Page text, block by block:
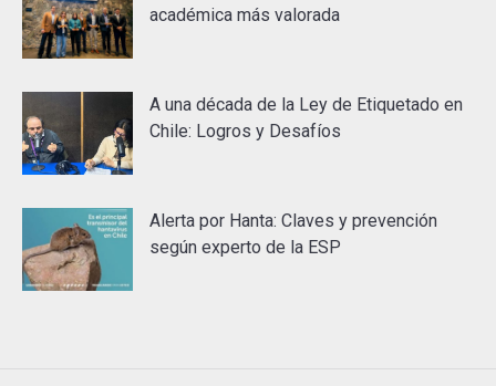
académica más valorada
A una década de la Ley de Etiquetado en
Chile: Logros y Desafíos
Alerta por Hanta: Claves y prevención
según experto de la ESP